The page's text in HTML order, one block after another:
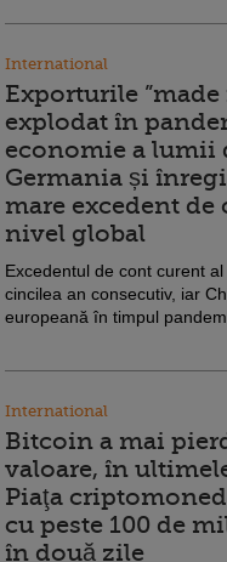
International
Exporturile
explodat în
economie a lumii
Germania și
mare excedent
nivel global
Excedentul de cont curent
cincilea an consecutiv, iar
europeană în timpul
International
Bitcoin a mai
valoare, în
Piaţa
cu peste 100 de
în două zile